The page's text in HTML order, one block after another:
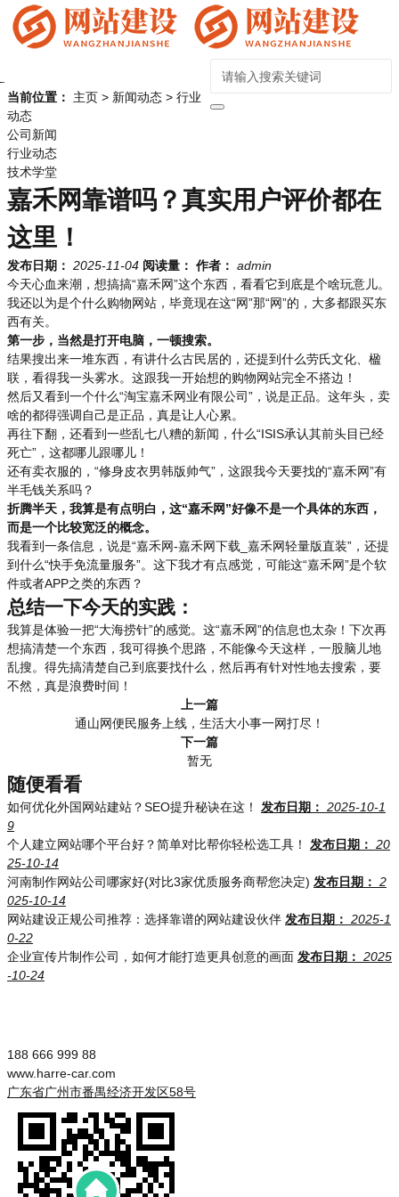
当前位置： 主页 > 新闻动态 > 行业
动态
公司新闻
行业动态
技术学堂
嘉禾网靠谱吗？真实用户评价都在
这里！
发布日期： 2025-11-04 阅读量： 作者： admin
今天心血来潮，想搞搞“嘉禾网”这个东西，看看它到底是个啥玩意儿。
我还以为是个什么购物网站，毕竟现在这“网”那“网”的，大多都跟买东
西有关。
第一步，当然是打开电脑，一顿搜索。
结果搜出来一堆东西，有讲什么古民居的，还提到什么劳氏文化、楹
联，看得我一头雾水。这跟我一开始想的购物网站完全不搭边！
然后又看到一个什么“淘宝嘉禾网业有限公司”，说是正品。这年头，卖
啥的都得强调自己是正品，真是让人心累。
再往下翻，还看到一些乱七八糟的新闻，什么“ISIS承认其前头目已经
死亡”，这都哪儿跟哪儿！
还有卖衣服的，“修身皮衣男韩版帅气”，这跟我今天要找的“嘉禾网”有
半毛钱关系吗？
折腾半天，我算是有点明白，这“嘉禾网”好像不是一个具体的东西，
而是一个比较宽泛的概念。
我看到一条信息，说是“嘉禾网-嘉禾网下载_嘉禾网轻量版直装”，还提
到什么“快手免流量服务”。这下我才有点感觉，可能这“嘉禾网”是个软
件或者APP之类的东西？
总结一下今天的实践：
我算是体验一把“大海捞针”的感觉。这“嘉禾网”的信息也太杂！下次再
想搞清楚一个东西，我可得换个思路，不能像今天这样，一股脑儿地
乱搜。得先搞清楚自己到底要找什么，然后再有针对性地去搜索，要
不然，真是浪费时间！
上一篇
通山网便民服务上线，生活大小事一网打尽！
下一篇
暂无
随便看看
如何优化外国网站建站？SEO提升秘诀在这！ 发布日期： 2025-10-1
9
个人建立网站哪个平台好？简单对比帮你轻松选工具！
发布日期： 20
25-10-14
河南制作网站公司哪家好(对比3家优质服务商帮您决定) 发布日期： 2
025-10-14
网站建设正规公司推荐：选择靠谱的网站建设伙伴 发布日期： 2025-1
0-22
企业宣传片制作公司，如何才能打造更具创意的画面 发布日期： 2025
-10-24
188 666 999 88
www.harre-car.com
广东省广州市番禺经济开发区58号